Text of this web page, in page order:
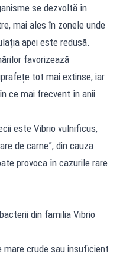
se dezvoltă în
mai ales în zonele unde
apei este redusă.
favorizează
tot mai extinse, iar
ce mai frecvent în anii
este Vibrio vulnificus,
de carne”, din cauza
provoca în cazurile rare
din familia Vibrio
crude sau insuficient